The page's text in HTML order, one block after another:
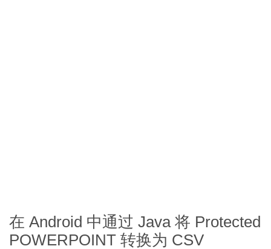
在 Android 中通过 Java 将 Protected
POWERPOINT 转换为 CSV